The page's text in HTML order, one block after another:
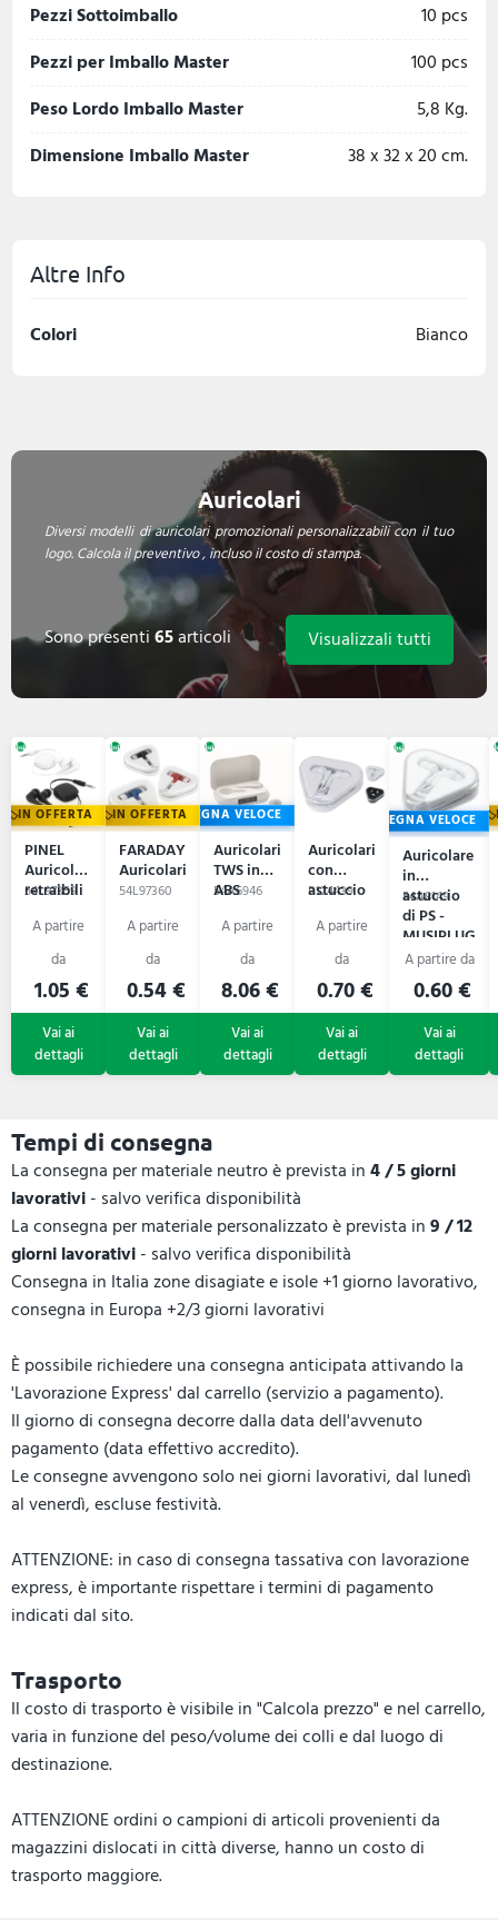
Pezzi Sottoimballo
10 pcs
Pezzi per Imballo Master
100 pcs
Peso Lordo Imballo Master
5,8 Kg.
Dimensione Imballo Master
38 x 32 x 20 cm.
Altre Info
Colori Bianco
Auricolari
Diversi modelli di auricolari promozionali personalizzabili con il tuo
logo. Calcola il preventivo , incluso il costo di stampa.
Sono presenti65articoli Visualizzali tutti
IN OFFERTA
PINEL
Auricolari
retraibili
54L97359
1.05 €
IN OFFERTA
FARADAY
Auricolari
54L97360
0.54 €
CONSEGNA VELOCE
Auricolari
TWS in
ABS
QUAVER
54A6946
8.06 €
Auricolari
con
astuccio
P124439
0.70 €
CONSEGNA VELOCE
Auricolare
in
astuccio
di PS -
MUSIPLUG
54A8149
0.60 €
Tempi di consegna
La consegna per materiale neutro è prevista in4 / 5 giorni
lavorativi- salvo verifica disponibilità
La consegna per materiale personalizzato è prevista in9 / 12
giorni lavorativi- salvo verifica disponibilità
Consegna in Italia zone disagiate e isole +1 giorno lavorativo,
consegna in Europa +2/3 giorni lavorativi
È possibile richiedere una consegna anticipata attivando la
'Lavorazione Express' dal carrello (servizio a pagamento).
Il giorno di consegna decorre dalla data dell'avvenuto
pagamento (data effettivo accredito).
Le consegne avvengono solo nei giorni lavorativi, dal lunedì
al venerdì, escluse festività.
ATTENZIONE: in caso di consegna tassativa con lavorazione
express, è importante rispettare i termini di pagamento
indicati dal sito.
Trasporto
Il costo di trasporto è visibile in "Calcola prezzo" e nel carrello,
varia in funzione del peso/volume dei colli e dal luogo di
destinazione.
ATTENZIONE ordini o campioni di articoli provenienti da
magazzini dislocati in città diverse, hanno un costo di
trasporto maggiore.